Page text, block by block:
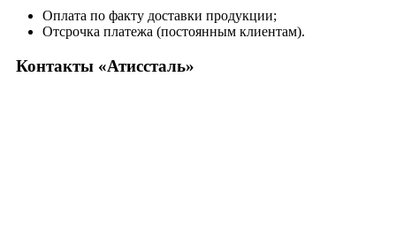
Оплата по факту доставки продукции;
Отсрочка платежа (постоянным клиентам).
Контакты «Атиссталь»